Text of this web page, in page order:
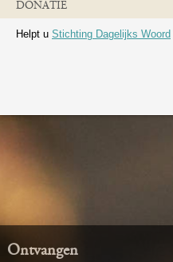
DONATIE
Helpt u Stichting Dagelijks Woord
Ontvangen